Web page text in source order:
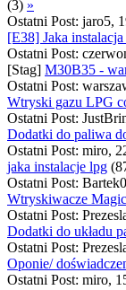
(3) »
Ostatni Post: jaro5,
[E38] Jaka
Ostatni Post:
[Stag] M30B35 -
Ostatni Post:
Wtryski gazu LPG
Ostatni Post:
Dodatki do paliwa
Ostatni Post: miro,
jaka instalacje lpg
Ostatni Post:
Wtryskiwacze
Ostatni Post:
Dodatki do układu
Ostatni Post:
Oponie/
Ostatni Post: miro,